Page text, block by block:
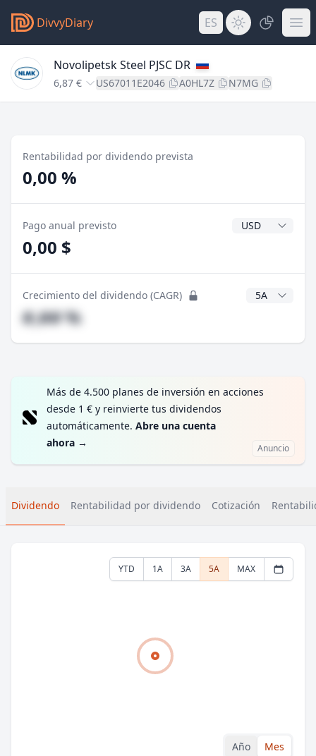
DivvyDiary ES
Novolipetsk Steel PJSC DR
6,87 € US67011E2046 A0HL7Z N7MG
Rentabilidad por dividendo prevista
0,00 %
Pago anual previsto Divisa del
0,00 $
Crecimiento del dividendo (CAGR) Años CAGR
#,## %
Más de 4.500 planes de inversión en acciones
desde 1 € y reinvierte tus dividendos
automáticamente. Abre una cuenta
ahora → Anuncio
Dividendo Rentabilidad por dividendo Cotización
YTD 1A 3A 5A MAX
Año Mes